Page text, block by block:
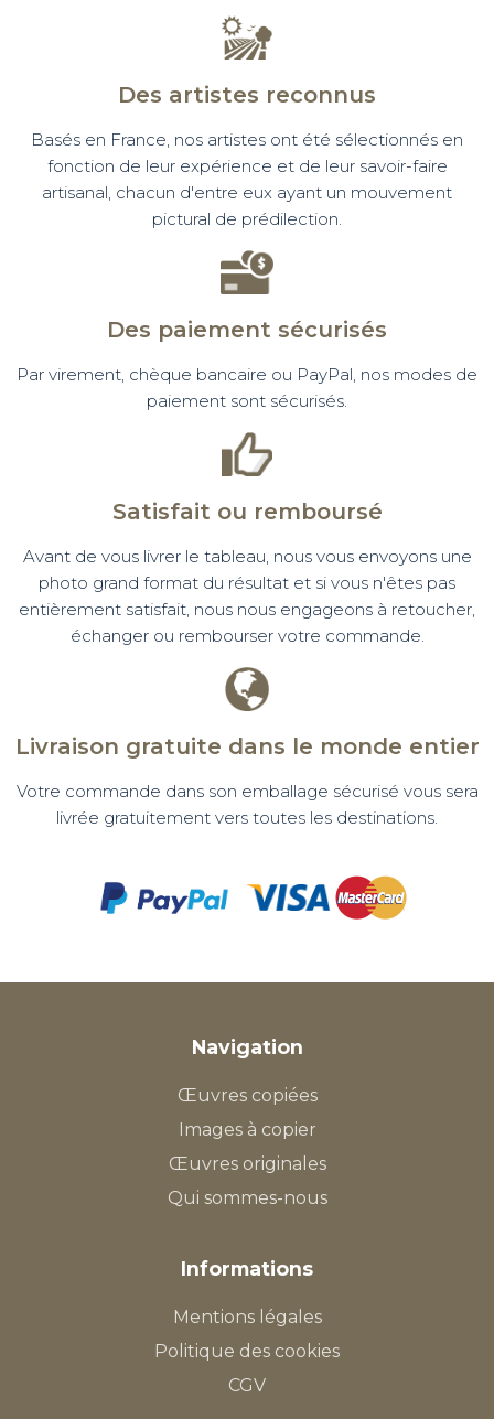
Des artistes reconnus
Basés en France, nos artistes ont été sélectionnés en
fonction de leur expérience et de leur savoir-faire
artisanal, chacun d'entre eux ayant un mouvement
pictural de prédilection.
Des paiement sécurisés
Par virement, chèque bancaire ou PayPal, nos modes de
paiement sont sécurisés.
Satisfait ou remboursé
Avant de vous livrer le tableau, nous vous envoyons une
photo grand format du résultat et si vous n'êtes pas
entièrement satisfait, nous nous engageons à retoucher,
échanger ou rembourser votre commande.
Livraison gratuite dans le monde entier
Votre commande dans son emballage sécurisé vous sera
livrée gratuitement vers toutes les destinations.
Navigation
Œuvres copiées
Images à copier
Œuvres originales
Qui sommes-nous
Informations
Mentions légales
Politique des cookies
CGV